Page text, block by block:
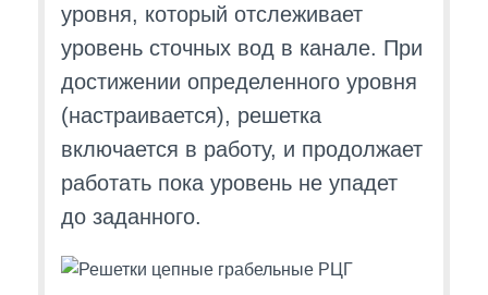
уровня, который отслеживает
уровень сточных вод в канале. При
достижении определенного уровня
(настраивается), решетка
включается в работу, и продолжает
работать пока уровень не упадет
до заданного.